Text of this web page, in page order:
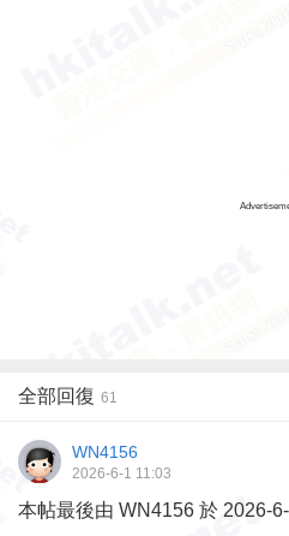
全部回復 61
WN4156
2026-6-1 11:03
本帖最後由 WN4156 於 2026-